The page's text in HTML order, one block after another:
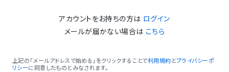
アカウントをお持ちの方は ログイン
メールが届かない場合は こちら
上記の「メールアドレスで始める」をクリックすることで利用規約 とプライバシーポ
リシーに同意したものとみなされます。